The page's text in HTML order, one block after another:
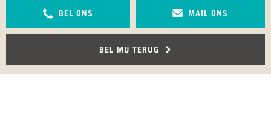
BEL ONS MAIL ONS
BEL MIJ TERUG